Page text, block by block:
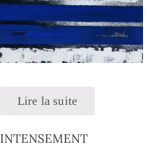
Lire la suite
INTENSEMENT